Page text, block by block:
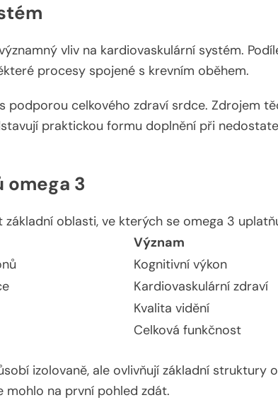
vliv na kardiovaskulární systém.
procesy spojené s krevním oběhem.
podporou celkového zdraví srdce. Zdrojem
praktickou formu doplnění při
omega 3
oblasti, ve kterých se omega 3
Význam
Kognitivní výkon
Kardiovaskulární zdraví
Kvalita vidění
Celková funkčnost
izolovaně, ale ovlivňují základní struktury
mohlo na první pohled zdát.